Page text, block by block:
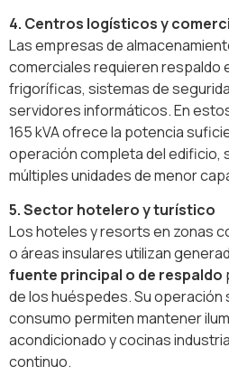
4. Centros logísticos y
Las empresas de
comerciales requieren respaldo
frigoríficas, sistemas de
servidores informáticos. En
165 kVA ofrece la potencia
operación completa del edificio,
múltiples unidades de menor
5. Sector hotelero y turístico
Los hoteles y resorts en zonas
o áreas insulares utilizan
fuente principal o de respaldo
de los huéspedes. Su operación
consumo permiten mantener
acondicionado y cocinas
continuo.